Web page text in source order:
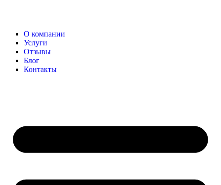
О компании
Услуги
Отзывы
Блог
Контакты